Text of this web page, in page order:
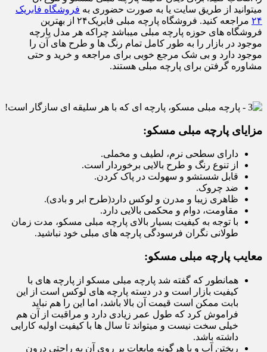
میتوانید از طریق سایت یا به صورت حضوری به فروشگاه فابریک
۲۴
مراجعه کنید. فروشگاه پارچه مبلی فابریک۲۴ از بهترین
فروشگاه های حوزه پارچه مبلی میباشد چراکه هر مدل پارچه
موجود در بازار را به طور کامل تمام رنگ ها و طرح های آن را
موجود دارد و بی شک مرجع خوبی برای مراجعه و خرید و حتی
مشاوره گرفتن برای پارچه مبلی هستند.
مزایای پارچه مبلی مسکو:
دارای سطحی نرم، لطیف و مخملی.
از تنوع رنگ و طرح بالایی برخوردار است.
قابل شستشو و سهولت در پاک کردن.
ضد چروک.
ظاهری زیبا و مدرن و لوکس دارد(طرح ابر و بادی).
مقاومت، دوام و محکمی بالایی دارد.
با توجه به کیفیت بسیار بالای پارچه مبلی مسکو، مدت زمان
طولانی نگران فرسودگی پارچه های مبلی خود نباشید.
معایب پارچه مبلی مسکو:
همانطور که گفته شد پارچه مبلی مسکو از پارچه های با
کیفیت بازار است و در دسته پارچه های لوکس است از این
بابت ممکن است قیمت آن بالا باشد، اما این را هم نباید
فراموش کرد که طول عمر زیادی دارد و مراقبت از آن هم
خیلی سخت نیست و میتواند تا سال ها با کیفیت اولیه کارایی
داشته باشد.
ریختن آب و یا هرگونه مایعات بر روی آن به راحتی درون